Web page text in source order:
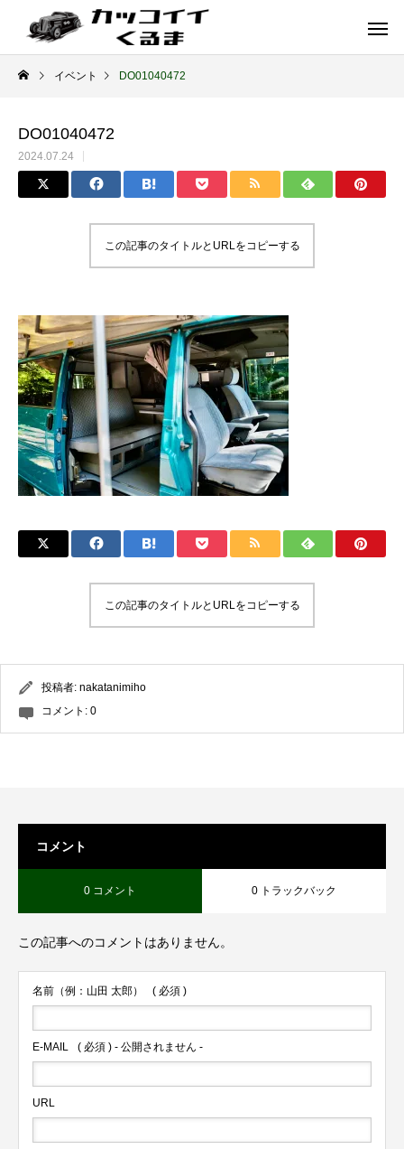
イギリス車
ENGLAND
ドイツ車
GERMANY
イベント DO01040472
DO01040472
2024.07.24
この記事のタイトルとURLをコピーする
この記事のタイトルとURLをコピーする
投稿者: nakatanimiho
コメント: 0
コメント
0 コメント 0 トラックバック
この記事へのコメントはありません。
名前（例：山田 太郎） ( 必須 )
E-MAIL ( 必須 ) - 公開されません -
URL